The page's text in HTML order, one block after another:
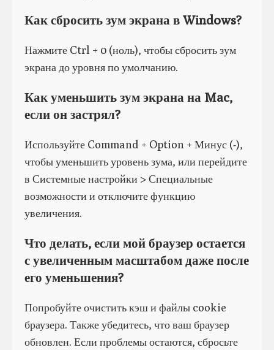
Как сбросить зум экрана в Windows?
Нажмите Ctrl + 0 (ноль), чтобы сбросить зум
экрана до уровня по умолчанию.
Как уменьшить зум экрана на Mac,
если он застрял?
Используйте Command + Option + Минус (-),
чтобы уменьшить уровень зума, или перейдите
в Системные настройки > Специальные
возможности и отключите функцию
увеличения.
Что делать, если мой браузер остается
с увеличенным масштабом даже после
его уменьшения?
Попробуйте очистить кэш и файлы cookie
браузера. Также убедитесь, что ваш браузер
обновлен. Если проблемы остаются, сбросьте